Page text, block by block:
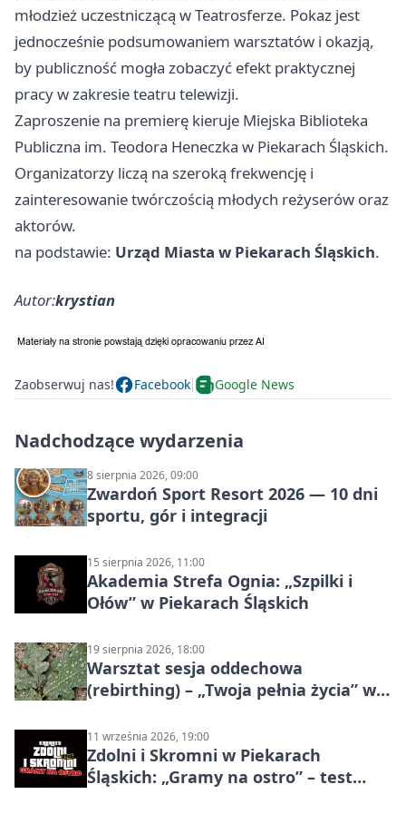
młodzież uczestniczącą w Teatrosferze. Pokaz jest
jednocześnie podsumowaniem warsztatów i okazją,
by publiczność mogła zobaczyć efekt praktycznej
pracy w zakresie teatru telewizji.
Zaproszenie na premierę kieruje Miejska Biblioteka
Publiczna im. Teodora Heneczka w Piekarach Śląskich.
Organizatorzy liczą na szeroką frekwencję i
zainteresowanie twórczością młodych reżyserów oraz
aktorów.
na podstawie: Urząd Miasta w Piekarach Śląskich.
Autor:krystian
Zaobserwuj nas! Facebook Google News
Nadchodzące wydarzenia
8 sierpnia 2026, 09:00
Zwardoń Sport Resort 2026 — 10 dni
sportu, gór i integracji
15 sierpnia 2026, 11:00
Akademia Strefa Ognia: „Szpilki i
Ołów” w Piekarach Śląskich
19 sierpnia 2026, 18:00
Warsztat sesja oddechowa
(rebirthing) – „Twoja pełnia życia” w
11 września 2026, 19:00
Zdolni i Skromni w Piekarach
Śląskich: „Gramy na ostro” – test